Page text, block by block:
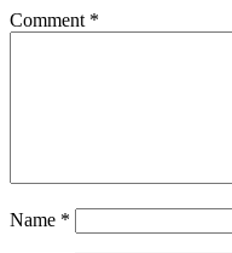
Comment *
Name *